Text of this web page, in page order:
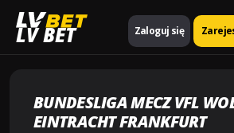
LV BET Zaloguj się
Strona główna
Bundesliga
Bundesliga mecz VfL Wolfsburg – Eintracht
BUNDESLIGA MECZ VFL
EINTRACHT FRANKFURT